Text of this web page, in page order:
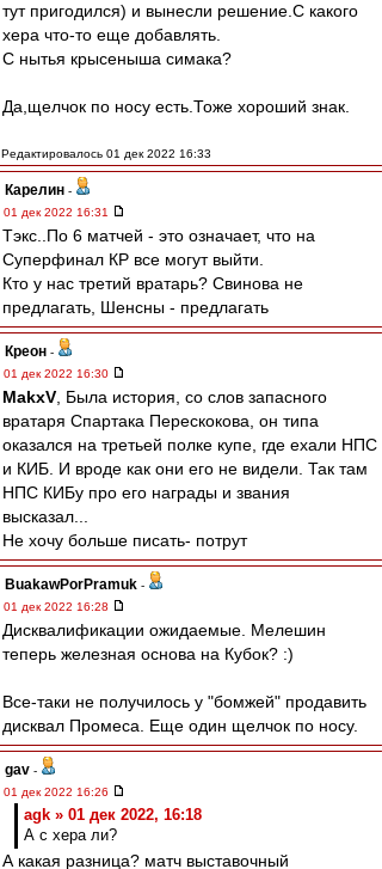
тут пригодился) и вынесли решение.С какого
хера что-то еще добавлять.
С нытья крысеныша симака?
Да,щелчок по носу есть.Тоже хороший знак.
Редактировалось 01 дек 2022 16:33
Карелин -
01 дек 2022 16:31
Тэкс..По 6 матчей - это означает, что на
Суперфинал КР все могут выйти.
Кто у нас третий вратарь? Свинова не
предлагать, Шенсны - предлагать
Креон -
01 дек 2022 16:30
MakxV , Была история, со слов запасного
вратаря Спартака Перескокова, он типа
оказался на третьей полке купе, где ехали НПС
и КИБ. И вроде как они его не видели. Так там
НПС КИБу про его награды и звания
высказал...
Не хочу больше писать- потрут
BuakawPorPramuk -
01 дек 2022 16:28
Дисквалификации ожидаемые. Мелешин
теперь железная основа на Кубок? :)
Все-таки не получилось у "бомжей" продавить
дисквал Промеса. Еще один щелчок по носу.
gav -
01 дек 2022 16:26
agk » 01 дек 2022, 16:18
А с хера ли?
А какая разница? матч выставочный